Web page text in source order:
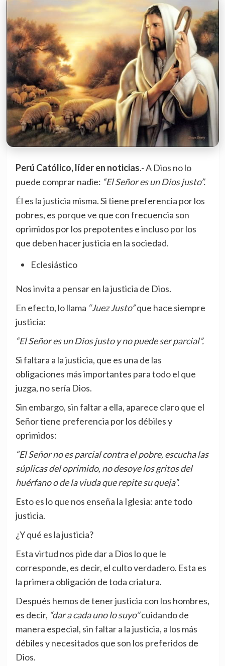
Perú Católico, líder en noticias.- A Dios no lo
puede comprar nadie: “El Señor es un Dios justo”.
Él es la justicia misma. Si tiene preferencia por los
pobres, es porque ve que con frecuencia son
oprimidos por los prepotentes e incluso por los
que deben hacer justicia en la sociedad.
Eclesiástico
Nos invita a pensar en la justicia de Dios.
En efecto, lo llama “Juez Justo”que hace siempre
justicia:
“El Señor es un Dios justo y no puede ser parcial”.
Si faltara a la justicia, que es una de las
obligaciones más importantes para todo el que
juzga, no sería Dios.
Sin embargo, sin faltar a ella, aparece claro que el
Señor tiene preferencia por los débiles y
oprimidos:
“El Señor no es parcial contra el pobre, escucha las
súplicas del oprimido, no desoye los gritos del
huérfano o de la viuda que repite su queja”.
Esto es lo que nos enseña la Iglesia: ante todo
justicia.
¿Y qué es la justicia?
Esta virtud nos pide dar a Dios lo que le
corresponde, es decir, el culto verdadero. Esta es
la primera obligación de toda criatura.
Después hemos de tener justicia con los hombres,
es decir, “dar a cada uno lo suyo”cuidando de
manera especial, sin faltar a la justicia, a los más
débiles y necesitados que son los preferidos de
Dios.